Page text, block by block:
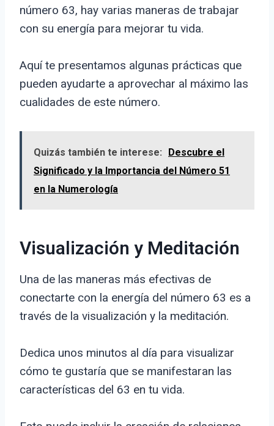
número 63, hay varias maneras de trabajar
con su energía para mejorar tu vida.
Aquí te presentamos algunas prácticas que
pueden ayudarte a aprovechar al máximo las
cualidades de este número.
Quizás también te interese:
Descubre el
Significado y la Importancia del Número 51
en la Numerología
Visualización y Meditación
Una de las maneras más efectivas de
conectarte con la energía del número 63 es a
través de la visualización y la meditación.
Dedica unos minutos al día para visualizar
cómo te gustaría que se manifestaran las
características del 63 en tu vida.